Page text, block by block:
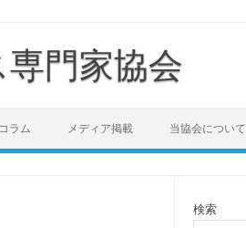
門家協会
ラム メディア掲載 当協会について
検索